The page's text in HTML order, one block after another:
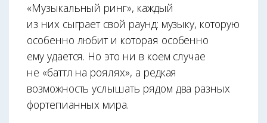
«Музыкальный ринг», каждый
из них сыграет свой раунд: музыку, которую
особенно любит и которая особенно
ему удается. Но это ни в коем случае
не «баттл на роялях», а редкая
возможность услышать рядом два разных
фортепианных мира.